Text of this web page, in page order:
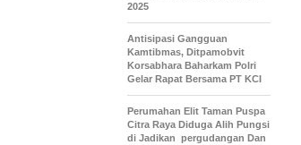
2025
Antisipasi Gangguan
Kamtibmas, Ditpamobvit
Korsabhara Baharkam Polri
Gelar Rapat Bersama PT KCI
Perumahan Elit Taman Puspa
Citra Raya Diduga Alih Pungsi
di Jadikan pergudangan Dan